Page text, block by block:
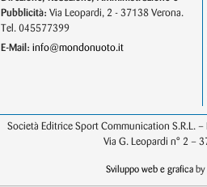
Pubblicità: Via Leopardi, 2 - 37138 Verona.
Tel. 045577399
E-Mail: info@mondonuoto.it
Società Editrice Sport Communication S.R.L.
Via G. Leopardi n° 2 –
Sviluppo web e grafica by